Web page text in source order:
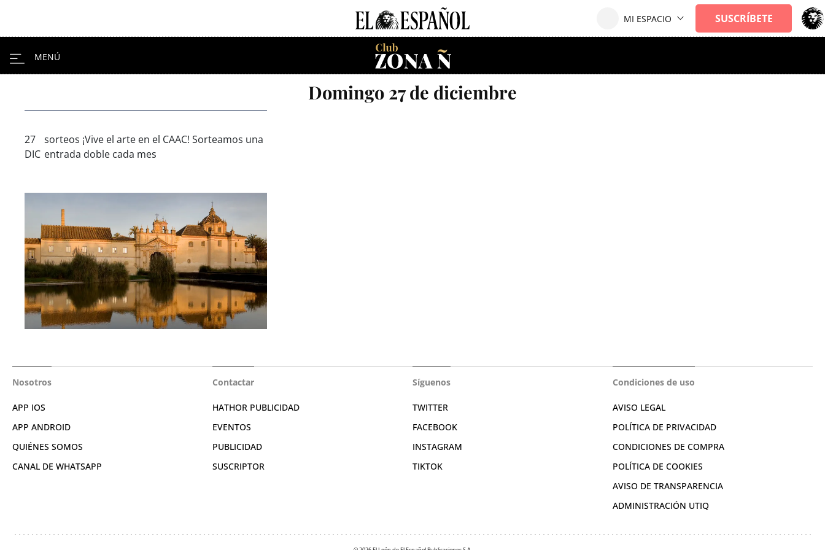
Domingo 27 de diciembre
27
DIC
sorteos ¡Vive el arte en el CAAC! Sorteamos una
entrada doble cada mes
Nosotros
APP IOS
APP ANDROID
QUIÉNES SOMOS
CANAL DE WHATSAPP
Contactar
HATHOR PUBLICIDAD
EVENTOS
PUBLICIDAD
SUSCRIPTOR
Síguenos
TWITTER
FACEBOOK
INSTAGRAM
TIKTOK
Condiciones de uso
AVISO LEGAL
POLÍTICA DE PRIVACIDAD
CONDICIONES DE COMPRA
POLÍTICA DE COOKIES
AVISO DE TRANSPARENCIA
ADMINISTRACIÓN UTIQ